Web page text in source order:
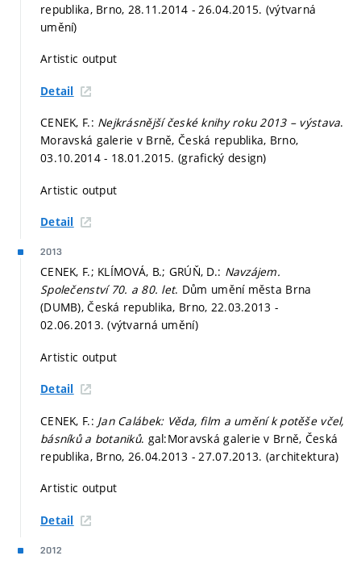
republika, Brno, 28.11.2014 - 26.04.2015. (výtvarná
umění)
Artistic output
Detail
CENEK, F.: Nejkrásnější české knihy roku 2013 – výstava.
Moravská galerie v Brně, Česká republika, Brno,
03.10.2014 - 18.01.2015. (grafický design)
Artistic output
Detail
2013
CENEK, F.; KLÍMOVÁ, B.; GRÚŇ, D.: Navzájem.
Společenství 70. a 80. let. Dům umění města Brna
(DUMB), Česká republika, Brno, 22.03.2013 -
02.06.2013. (výtvarná umění)
Artistic output
Detail
CENEK, F.: Jan Calábek: Věda, ﬁlm a umění k potěše včel,
básníků a botaniků. gal:Moravská galerie v Brně, Česká
republika, Brno, 26.04.2013 - 27.07.2013. (architektura)
Artistic output
Detail
2012